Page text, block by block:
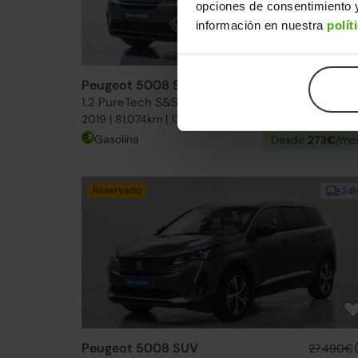
opciones de consentimiento
información en nuestra
Peugeot 5008 SUV
1.2 PureTech S&S Active 130
2019 | 81.074km | 130CV | Manual
17.490€
Gasolina Desde 273€/
24h
Reservado
Peugeot 5008 SUV 27.490€